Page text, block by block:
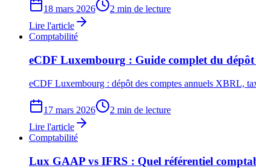
18 mars 2026
2 min de lecture
Lire l'article
Comptabilité
eCDF Luxembourg : Guide complet du dépôt
eCDF Luxembourg : dépôt des comptes annuels XBRL,
17 mars 2026
2 min de lecture
Lire l'article
Comptabilité
Lux GAAP vs IFRS : Quel référentiel